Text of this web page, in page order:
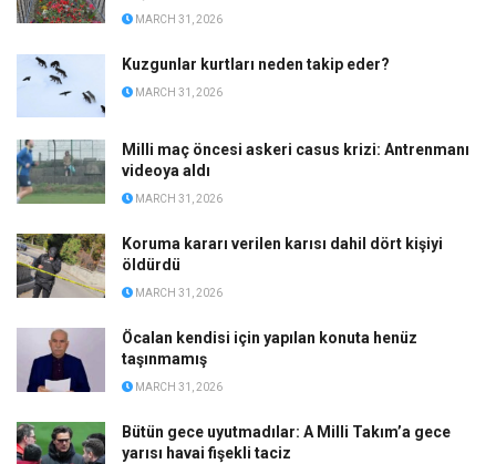
MARCH 31, 2026
Kuzgunlar kurtları neden takip eder?
MARCH 31, 2026
Milli maç öncesi askeri casus krizi: Antrenmanı
videoya aldı
MARCH 31, 2026
Koruma kararı verilen karısı dahil dört kişiyi
öldürdü
MARCH 31, 2026
Öcalan kendisi için yapılan konuta henüz
taşınmamış
MARCH 31, 2026
Bütün gece uyutmadılar: A Milli Takım’a gece
yarısı havai fişekli taciz